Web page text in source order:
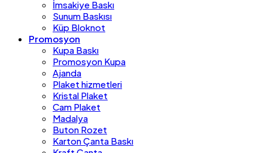
İmsakiye Baskı
Sunum Baskısı
Küp Bloknot
Promosyon
Kupa Baskı
Promosyon Kupa
Ajanda
Plaket hizmetleri
Kristal Plaket
Cam Plaket
Madalya
Buton Rozet
Karton Çanta Baskı